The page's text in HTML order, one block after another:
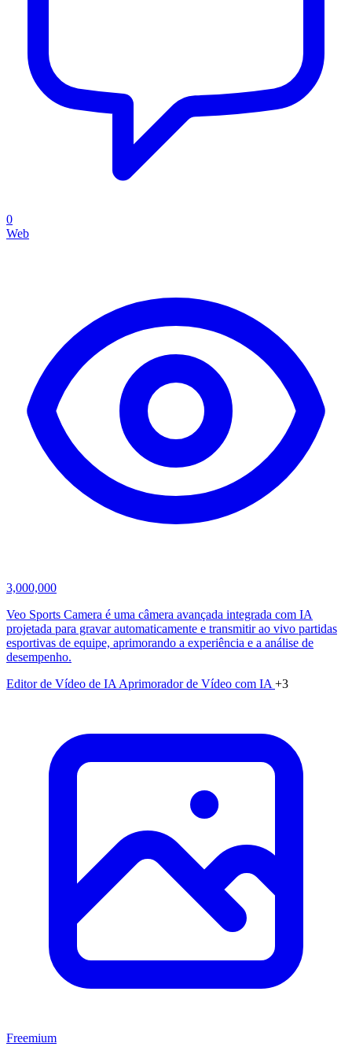
0
Web
3,000,000
Veo Sports Camera é uma câmera avançada integrada com IA
projetada para gravar automaticamente e transmitir ao vivo partidas
esportivas de equipe, aprimorando a experiência e a análise de
desempenho.
Editor de Vídeo de IA Aprimorador de Vídeo com IA +3
Freemium